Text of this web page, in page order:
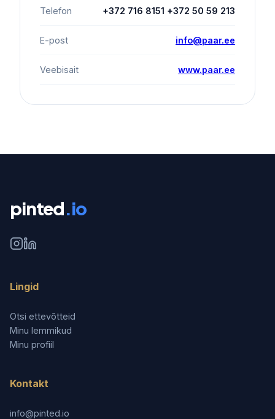
Telefon +372 716 8151 +372 50 59 213
E-post info@paar.ee
Veebisait www.paar.ee
pinted.io
Lingid
Otsi ettevõtteid
Minu lemmikud
Minu profiil
Kontakt
info@pinted.io